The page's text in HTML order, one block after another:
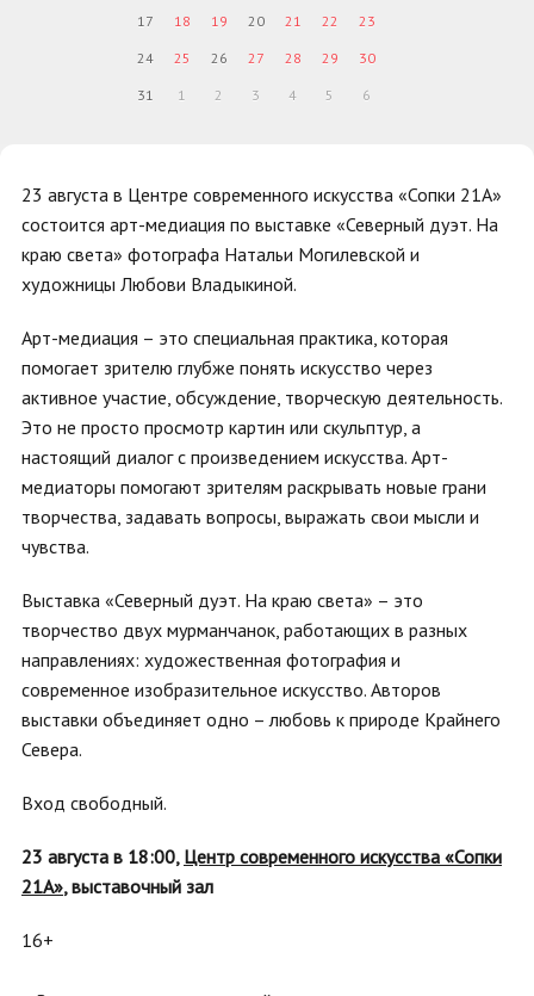
23 августа в Центре современного искусства «Сопки 21А»
состоится арт-медиация по выставке «Северный дуэт. На
краю света» фотографа Натальи Могилевской и
художницы Любови Владыкиной.
Арт-медиация – это специальная практика, которая
помогает зрителю глубже понять искусство через
активное участие, обсуждение, творческую деятельность.
Это не просто просмотр картин или скульптур, а
настоящий диалог с произведением искусства. Арт-
медиаторы помогают зрителям раскрывать новые грани
творчества, задавать вопросы, выражать свои мысли и
чувства.
Выставка «Северный дуэт. На краю света» – это
творчество двух мурманчанок, работающих в разных
направлениях: художественная фотография и
современное изобразительное искусство. Авторов
выставки объединяет одно – любовь к природе Крайнего
Севера.
Вход свободный.
23 августа в 18:00, Центр современного искусства «Сопки
21А», выставочный зал
16+
17 18 19 20 21 22 23
24 25 26 27 28 29 30
31 1 2 3 4 5 6